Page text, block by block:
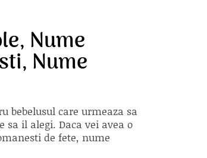
Nume
Nume
bebelusul care urmeaza sa
il alegi. Daca vei avea o
de fete, nume